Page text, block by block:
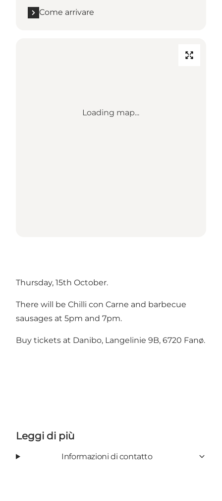
Come arrivare
Loading map...
Thursday, 15th October.
There will be Chilli con Carne and barbecue
sausages at 5pm and 7pm.
Buy tickets at Danibo, Langelinie 9B, 6720 Fanø.
Leggi di più
Informazioni di contatto